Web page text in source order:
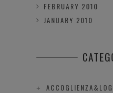
FEBRUARY 2010
JANUARY 2010